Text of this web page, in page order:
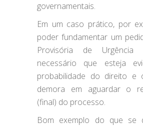
governamentais.
Em um caso prático, por
poder fundamentar um
Provisória de Urgência
necessário que esteja
probabilidade do direito e
demora em aguardar o
(final) do processo.
Bom exemplo do que se